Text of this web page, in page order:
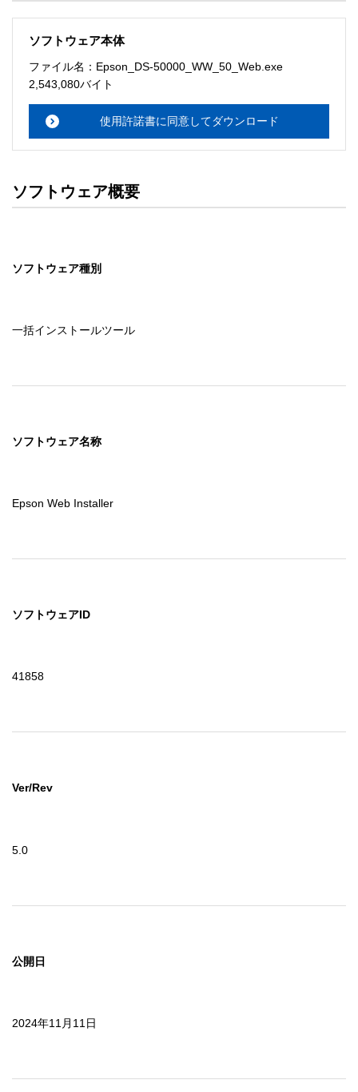
ソフトウェアのサポート
・本サーバでは、ユーザーサポートは行いません。搭載ソ
メーションセンターまでお願い
ルをお読み下さい。
ソフトウェアの保証範囲
・ソフトウェアのダウンロード・導入はお客様の責任にお
セイコーエプソン株式会社に帰属します。
ソフトウェア本体
ファイル名：Epson_DS-50000_WW_50_Web.exe
2,543,080バイト
使用許諾書に同意してダウンロード
ソフトウェア概要
ソフトウェア種別
一括インストールツール
ソフトウェア名称
Epson Web Installer
ソフトウェアID
41858
Ver/Rev
5.0
公開日
2024年11月11日